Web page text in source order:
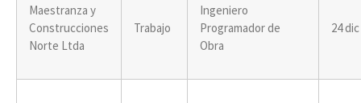
Maestranza y
Construcciones
Norte Ltda
Trabajo
Ingeniero
Programador de
Obra
24